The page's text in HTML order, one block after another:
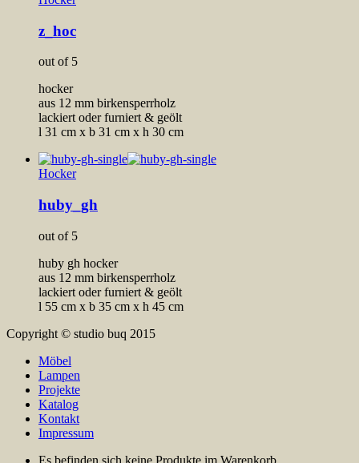
z_hoc
out of 5
hocker
aus 12 mm birkensperrholz
lackiert oder furniert & geölt
l 31 cm x b 31 cm x h 30 cm
Hocker
huby_gh
out of 5
huby gh hocker
aus 12 mm birkensperrholz
lackiert oder furniert & geölt
l 55 cm x b 35 cm x h 45 cm
Copyright © studio buq 2015
Möbel
Lampen
Projekte
Katalog
Kontakt
Impressum
Es befinden sich keine Produkte im Warenkorb.